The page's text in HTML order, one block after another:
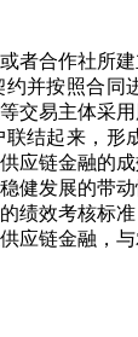
合作社所建
并按照合同
交易主体采
结起来，形
应链金融的
健发展的带
绩效考核标
应链金融，